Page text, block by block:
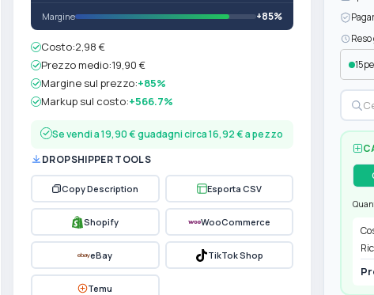
Margine +85%
Costo:2,98 €
Prezzo medio:19,90 €
Margine sul prezzo:+85%
Markup sul costo:+566.7%
Se vendi a 19,90 € guadagni circa 16,92 € a pezzo
DROPSHIPPER TOOLS
Copy Description Esporta CSV
Shopify WooCommerce
eBay TikTok Shop
Temu
15